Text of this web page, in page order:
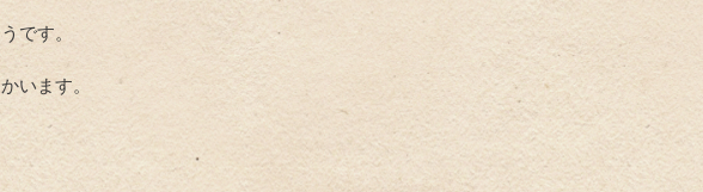
です。
います。